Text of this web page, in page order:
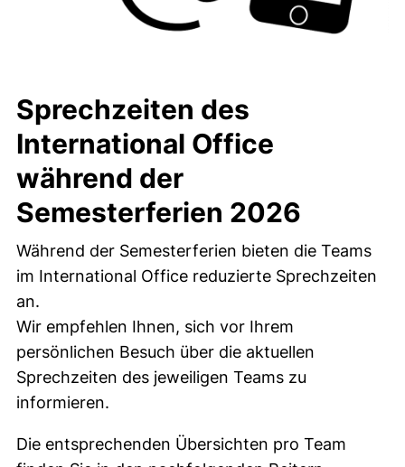
Sprechzeiten des
International Office
während der
Semesterferien 2026
Während der Semesterferien bieten die Teams
im International Office reduzierte Sprechzeiten
an.
Wir empfehlen Ihnen, sich vor Ihrem
persönlichen Besuch über die aktuellen
Sprechzeiten des jeweiligen Teams zu
informieren.
Die entsprechenden Übersichten pro Team